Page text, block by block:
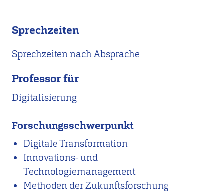
Sprechzeiten
Sprechzeiten nach Absprache
Professor für
Digitalisierung
Forschungsschwerpunkt
Digitale Transformation
Innovations- und
Technologiemanagement
Methoden der Zukunftsforschung